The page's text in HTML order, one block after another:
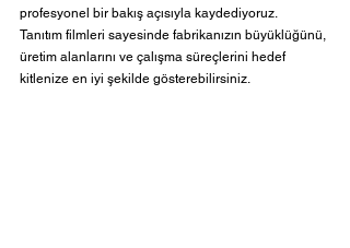
profesyonel bir bakış açısıyla kaydediyoruz.
Tanıtım filmleri sayesinde fabrikanızın büyüklüğünü,
üretim alanlarını ve çalışma süreçlerini hedef
kitlenize en iyi şekilde gösterebilirsiniz.